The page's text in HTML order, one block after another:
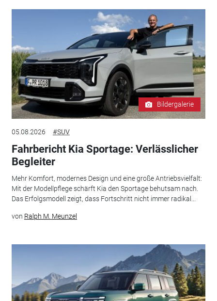
Bildergalerie
05.08.2026 #SUV
Fahrbericht Kia Sportage: Verlässlicher
Begleiter
Mehr Komfort, modernes Design und eine große Antriebsvielfalt:
Mit der Modellpflege schärft Kia den Sportage behutsam nach.
Das Erfolgsmodell zeigt, dass Fortschritt nicht immer radikal...
von Ralph M. Meunzel